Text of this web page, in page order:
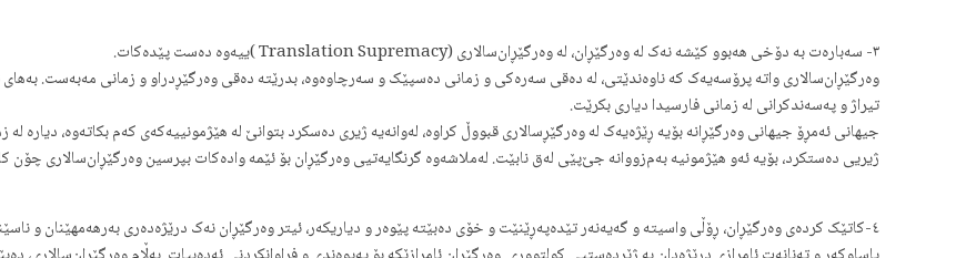
۳- سه‌باره‌ت به دۆخی هه‌بوو کێشە نه‌ک له وه‌رگێڕان، لە وەرگێڕان‌سالاری (Translation Supremacy )ییەوە دەست پێدەکات.
وەرگێڕان‌سالاری واته پرۆسه‌یه‌ک کە ناوه‌ندێتی، لە دەقی سه‌ره‌کی و زمانی ده‌سپێک و سه‌رچاوه‌وه، بدرێتە ده‌قی وه‌رگێڕدراو و زمانی مه‌به‌ست. بەهای
تیراژ و په‌سه‌ندکرانی لە زمانی فارسیدا دیاری بکرێت.
جیهانی ئەمڕۆ جیهانی وه‌رگێڕانە بۆیە ڕێژه‌یه‌ک له وه‌رگێڕسالاری قبووڵ کراوه، لەوانەیە ژیری ده‌سکرد بتوانێ له هێژمونییه‌که‌ی کەم بکاته‌وه، دیاره
ژیریی ده‌ستکرد، بۆیه ئەو هێژمونیه بەم‌زووانه جێ‌پێی لەق نابێت. لەملاشه‌وه گرنگایه‌تیی وه‌رگێڕان بۆ ئێمە واده‌کات بپرسین وەرگێڕان‌سالاری چۆن
٤-کاتێک کرده‌‌ی وەرگێڕان، ڕۆڵی واسیته و گه‌یه‌نه‌ر تێدەپەڕێنێت و خۆی دەبێتە پێوەر و دیاریکه‌ر، ئیتر وەرگێڕان نه‌ک درێژەدەری بەرهەمهێنان و